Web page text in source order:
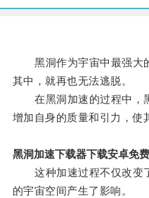
黑洞作为宇宙中最强大
其中，就再也无法逃脱。
在黑洞加速的过程中，黑
增加自身的质量和引力，使
黑洞加速下载器下载安卓免费
这种加速过程不仅改变
的宇宙空间产生了影响。